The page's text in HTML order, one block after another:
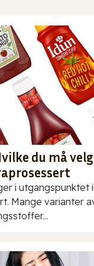
du må
i utgangspunktet
Mange varianter